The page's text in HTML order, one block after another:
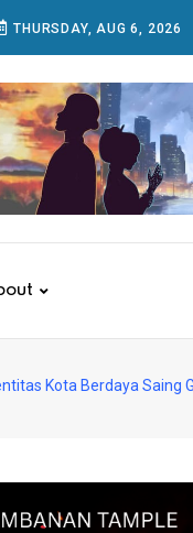
THURSDAY, AUG 6, 2026
Kota Berdaya Saing